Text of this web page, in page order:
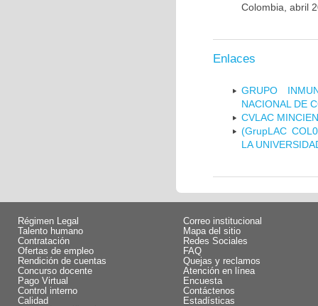
Colombia, abril
Enlaces
GRUPO
NACIONAL DE
CVLAC
(GrupLAC
LA
Régimen Legal
Talento humano
Contratación
Ofertas de empleo
Rendición de cuentas
Concurso docente
Pago Virtual
Control interno
Calidad
Correo institucional
Mapa del sitio
Redes Sociales
FAQ
Quejas y reclamos
Atención en línea
Encuesta
Contáctenos
Estadísticas